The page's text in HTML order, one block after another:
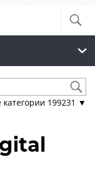
категории 199231 ▼